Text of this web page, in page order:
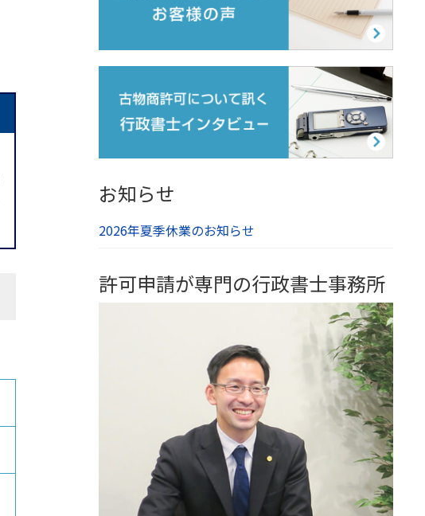
お知らせ
2026年夏季休業のお知らせ
許可申請が専門の行政書士事務所